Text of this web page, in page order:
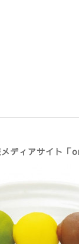
メディアサイト